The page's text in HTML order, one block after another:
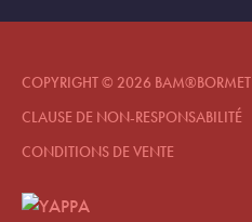
COPYRIGHT © 2026 BAM®BORMET
CLAUSE DE NON-RESPONSABILITÉ
CONDITIONS DE VENTE